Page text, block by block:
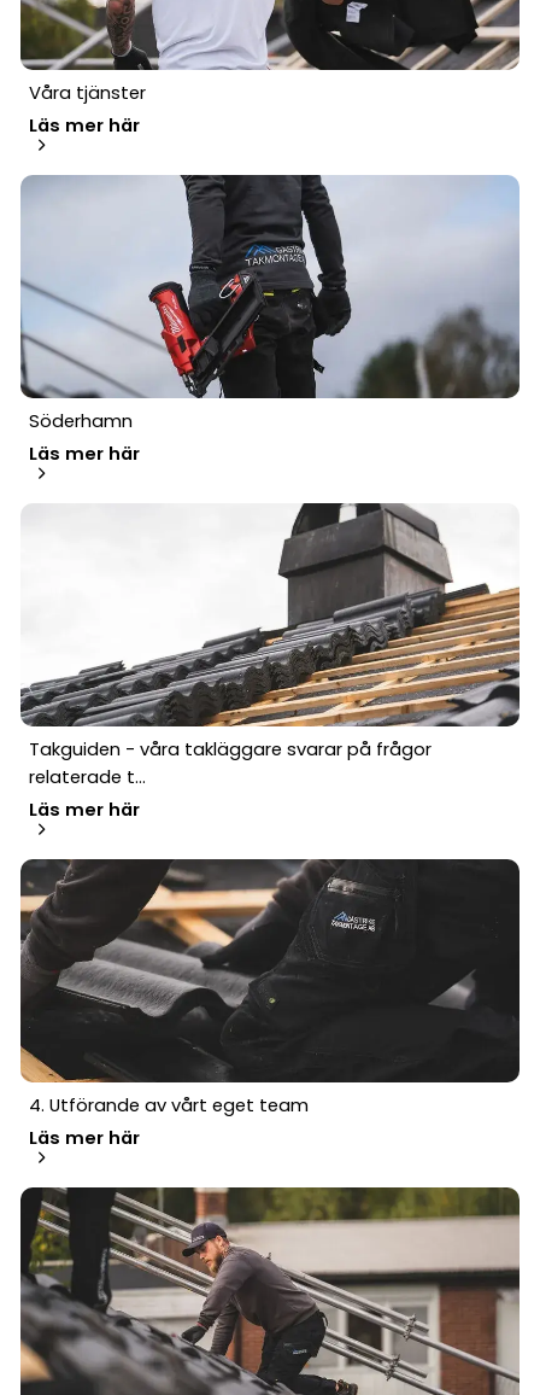
Våra tjänster
Läs mer här
Söderhamn
Läs mer här
Takguiden - våra takläggare svarar på frågor
relaterade t...
Läs mer här
4. Utförande av vårt eget team
Läs mer här